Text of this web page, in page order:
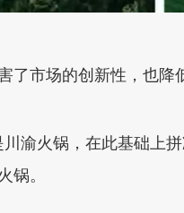
了市场的创新性，也
渝火锅，在此基础上
锅。